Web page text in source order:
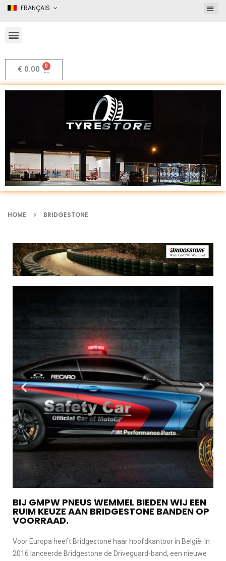
FRANÇAIS
€ 0.00
HOME BRIDGESTONE
BIJ GMPW PNEUS WEMMEL BIEDEN WIJ EEN
RUIM KEUZE AAN BRIDGESTONE BANDEN OP
VOORRAAD.
Voor Europa heeft Bridgestone haar hoofdkantoor in België. In
2016 lanceerde Bridgestone de Driveguard-band, een nieuwe